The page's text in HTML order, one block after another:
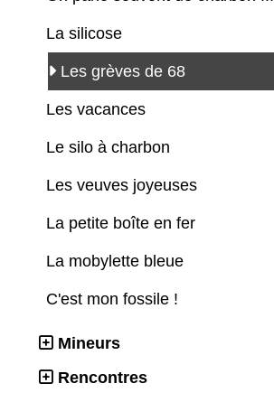
La silicose
Les grèves de 68
Les vacances
Le silo à charbon
Les veuves joyeuses
La petite boîte en fer
La mobylette bleue
C'est mon fossile !
Mineurs
Rencontres